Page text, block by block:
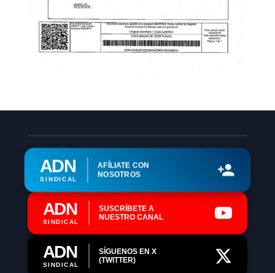
ADN
SINDICAL
AFÍLIATE CON
NOSOTROS
ADN
SINDICAL
SUSCRÍBETE A
NUESTRO CANAL
ADN
SINDICAL
SÍGUENOS EN X
(TWITTER)